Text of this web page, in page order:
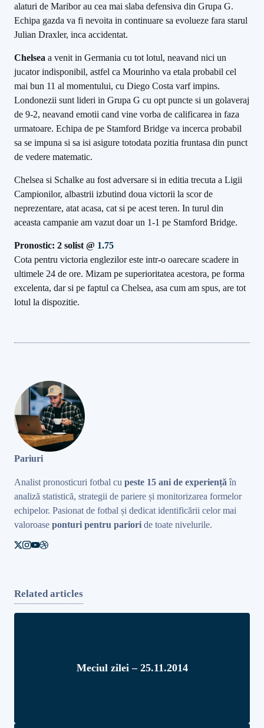
alaturi de Maribor au cea mai slaba defensiva din Grupa G.
Echipa gazda va fi nevoita in continuare sa evolueze fara starul
Julian Draxler, inca accidentat.
Chelsea a venit in Germania cu tot lotul, neavand nici un
jucator indisponibil, astfel ca Mourinho va etala probabil cel
mai bun 11 al momentului, cu Diego Costa varf impins.
Londonezii sunt lideri in Grupa G cu opt puncte si un golaveraj
de 9-2, neavand emotii cand vine vorba de calificarea in faza
urmatoare. Echipa de pe Stamford Bridge va incerca probabil
sa se impuna si sa isi asigure totodata pozitia fruntasa din punct
de vedere matematic.
Chelsea si Schalke au fost adversare si in editia trecuta a Ligii
Campionilor, albastrii izbutind doua victorii la scor de
neprezentare, atat acasa, cat si pe acest teren. In turul din
aceasta campanie am vazut doar un 1-1 pe Stamford Bridge.
Pronostic: 2 solist @ 1.75
Cota pentru victoria englezilor este intr-o oarecare scadere in
ultimele 24 de ore. Mizam pe superioritatea acestora, pe forma
excelenta, dar si pe faptul ca Chelsea, asa cum am spus, are tot
lotul la dispozitie.
Pariuri
Analist pronosticuri fotbal cu peste 15 ani de experiență în
analiză statistică, strategii de pariere și monitorizarea formelor
echipelor. Pasionat de fotbal și dedicat identificării celor mai
valoroase ponturi pentru pariori de toate nivelurile.
Related articles
Meciul zilei – 25.11.2014